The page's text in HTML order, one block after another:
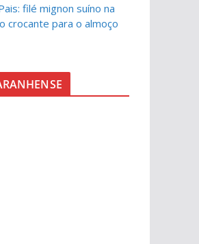
filé mignon suíno na
crocante para o almoço